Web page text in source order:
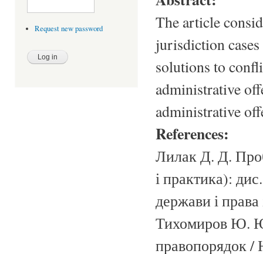
Request new password
The article
jurisdiction
solutions to
administrative
administrative
References:
Лилак Д. Д.
і практика):
держави і
Тихомиров Ю.
правопорядок /